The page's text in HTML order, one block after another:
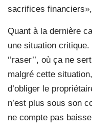
sacrifices
Quant à la dernière
une situation
‘’raser’’, où ça ne
malgré cette
d’obliger le
n’est plus sous son
ne compte pas